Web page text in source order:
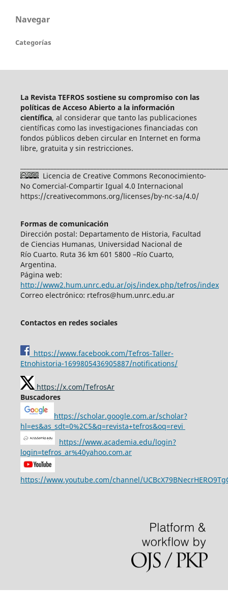
Navegar
Categorías
La Revista TEFROS sostiene su compromiso con las
políticas de Acceso Abierto a la información
científica, al considerar que tanto las publicaciones
científicas como las investigaciones financiadas con
fondos públicos deben circular en Internet en forma
libre, gratuita y sin restricciones.
Licencia de Creative Commons Reconocimiento-
No Comercial-Compartir Igual 4.0 Internacional
https://creativecommons.org/licenses/by-nc-sa/4.0/
Formas de comunicación
Dirección postal: Departamento de Historia, Facultad
de Ciencias Humanas, Universidad Nacional de
Río Cuarto. Ruta 36 km 601 5800 –Río Cuarto,
Argentina.
Página web:
http://www2.hum.unrc.edu.ar/ojs/index.php/tefros/index
Correo electrónico: rtefros@hum.unrc.edu.ar
Contactos en redes sociales
https://www.facebook.com/Tefros-Taller-
Etnohistoria-1699805436905887/notifications/
https://x.com/TefrosAr
Buscadores
https://scholar.google.com.ar/scholar?
hl=es&as_sdt=0%2C5&q=revista+tefros&oq=revi
https://www.academia.edu/login?
login=tefros_ar%40yahoo.com.ar
https://www.youtube.com/channel/